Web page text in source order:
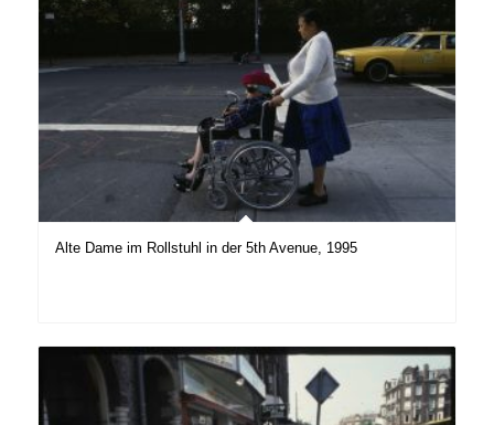
Alte Dame im Rollstuhl in der 5th Avenue, 1995